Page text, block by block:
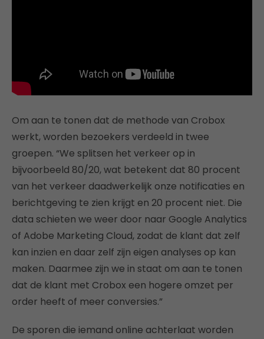
Om aan te tonen dat de methode van Crobox
werkt, worden bezoekers verdeeld in twee
groepen. “We splitsen het verkeer op in
bijvoorbeeld 80/20, wat betekent dat 80 procent
van het verkeer daadwerkelijk onze notificaties en
berichtgeving te zien krijgt en 20 procent niet. Die
data schieten we weer door naar Google Analytics
of Adobe Marketing Cloud, zodat de klant dat zelf
kan inzien en daar zelf zijn eigen analyses op kan
maken. Daarmee zijn we in staat om aan te tonen
dat de klant met Crobox een hogere omzet per
order heeft of meer conversies.”
De sporen die iemand online achterlaat worden